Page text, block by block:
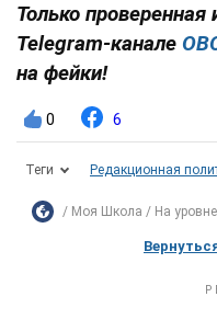
Только
Telegram-канале
на фейки!
0 6
Теги Редакционная
Моя Школа На уровне